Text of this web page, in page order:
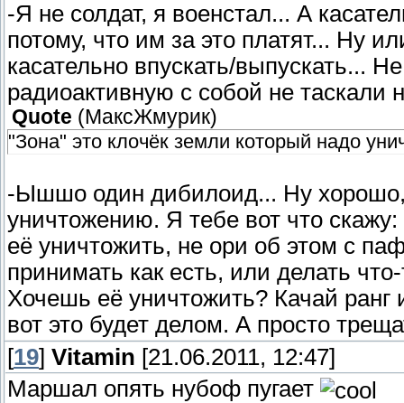
-Я не солдат, я военстал... А
потому, что им за это платят... Ну
касательно впускать/выпускать...
радиоактивную с собой не таскали
Quote (МаксЖмурик)
"Зона" это клочёк земли который надо
-Ышшо один дибилоид... Ну
уничтожению. Я тебе вот что
её уничтожить, не ори об этом с
принимать как есть, или делать
Хочешь её уничтожить? Качай ранг
вот это будет делом. А просто
[19] Vitamin [21.06.2011, 12:47]
Маршал опять нубоф пугает